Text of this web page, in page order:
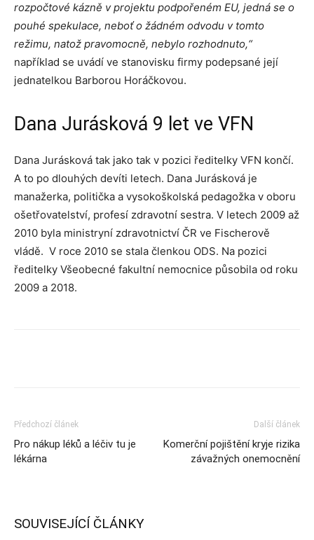
rozpočtové kázně v projektu podpořeném EU, jedná se o
pouhé spekulace, neboť o žádném odvodu v tomto
režimu, natož pravomocně, nebylo rozhodnuto,“
například se uvádí ve stanovisku firmy podepsané její
jednatelkou Barborou Horáčkovou.
Dana Jurásková 9 let ve VFN
Dana Jurásková tak jako tak v pozici ředitelky VFN končí.
A to po dlouhých devíti letech. Dana Jurásková je
manažerka, politička a vysokoškolská pedagožka v oboru
ošetřovatelství, profesí zdravotní sestra. V letech 2009 až
2010 byla ministryní zdravotnictví ČR ve Fischerově
vládě. V roce 2010 se stala členkou ODS. Na pozici
ředitelky Všeobecné fakultní nemocnice působila od roku
2009 a 2018.
Předchozí článek
Pro nákup léků a léčiv tu je
lékárna
Další článek
Komerční pojištění kryje rizika
závažných onemocnění
SOUVISEJÍCÍ ČLÁNKY